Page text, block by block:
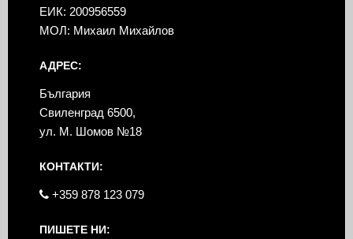
ЕИК: 200956559
МОЛ: Михаил Михайлов
АДРЕС:
България
Свиленград 6500,
ул. М. Шомов №18
КОНТАКТИ:
+359 878 123 079
ПИШЕТЕ НИ: